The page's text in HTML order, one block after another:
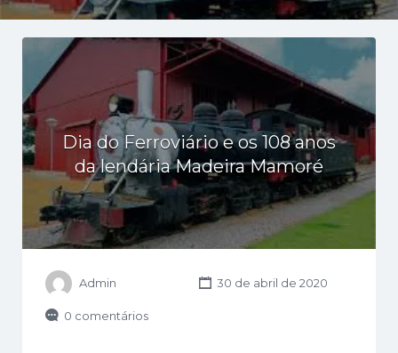
Dia do Ferroviário e os 108 anos
da lendária Madeira Mamoré
Admin 30 de abril de 2020
0 comentários